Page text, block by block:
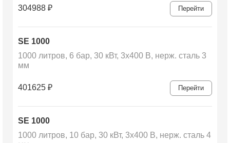
304988 ₽ Перейти
SE 1000
1000 литров, 6 бар, 30 кВт, 3х400 В, нерж. сталь 3
мм
401625 ₽ Перейти
SE 1000
1000 литров, 10 бар, 30 кВт, 3х400 В, нерж. сталь 4